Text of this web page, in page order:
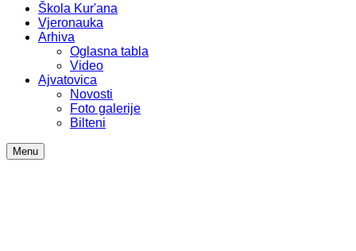
Škola Kur'ana
Vjeronauka
Arhiva
Oglasna tabla
Video
Ajvatovica
Novosti
Foto galerije
Bilteni
Menu